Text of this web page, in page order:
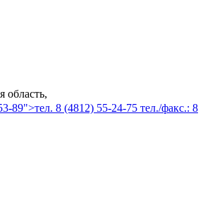
область,
89">тел. 8 (4812) 55-24-75 тел./факс.: 8